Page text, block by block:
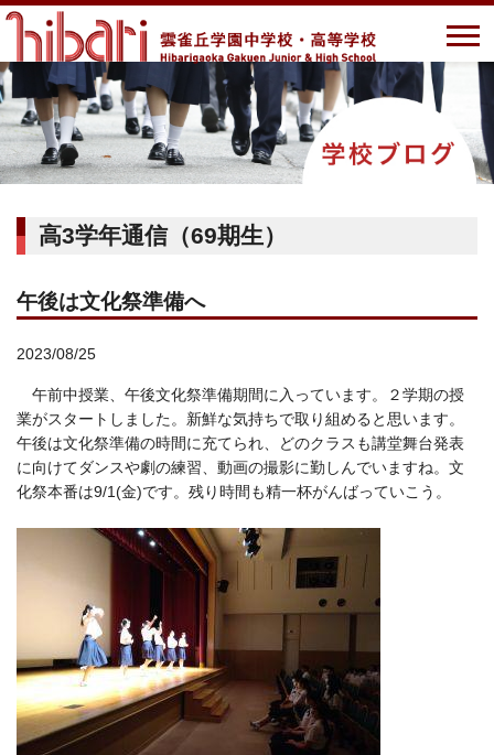
高3学年通信（69期生）
午後は文化祭準備へ
2023/08/25
午前中授業、午後文化祭準備期間に入っています。２学期の授
業がスタートしました。新鮮な気持ちで取り組めると思います。
午後は文化祭準備の時間に充てられ、どのクラスも講堂舞台発表
に向けてダンスや劇の練習、動画の撮影に勤しんでいますね。文
化祭本番は9/1(金)です。残り時間も精一杯がんばっていこう。